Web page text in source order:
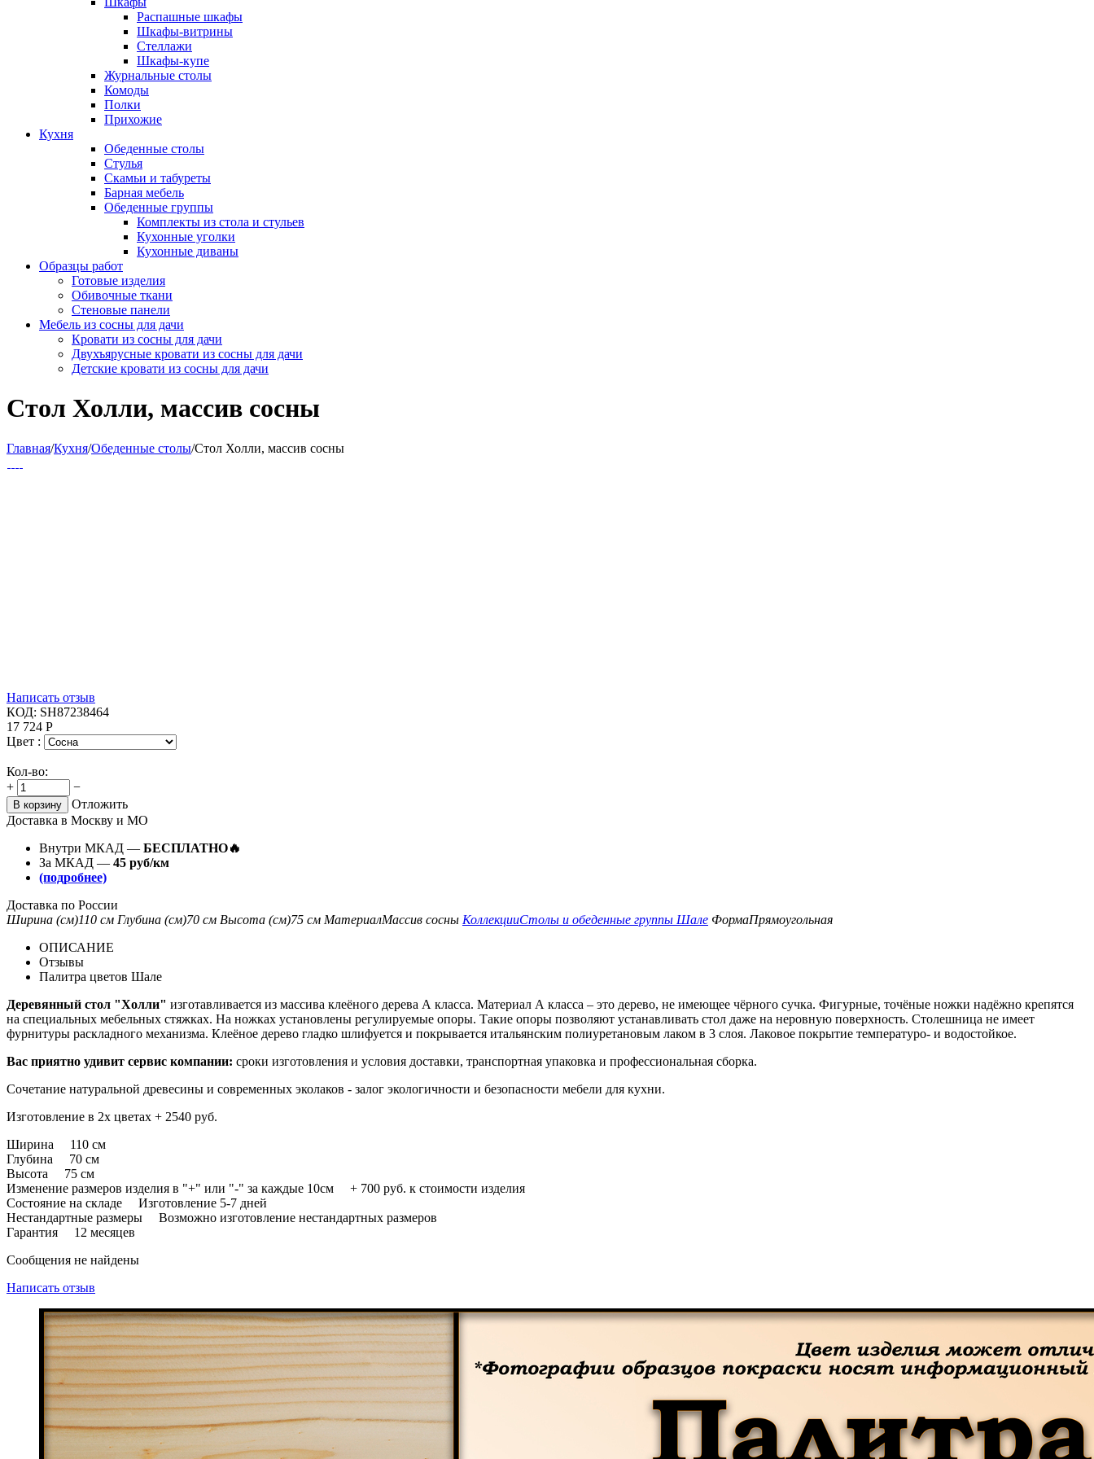
Распашные шкафы
Шкафы-витрины
Стеллажи
Шкафы-купе
Журнальные столы
Комоды
Полки
Прихожие
Кухня
Обеденные столы
Стулья
Скамьи и табуреты
Барная мебель
Обеденные группы
Комплекты из стола и стульев
Кухонные уголки
Кухонные диваны
Образцы работ
Готовые изделия
Обивочные ткани
Стеновые панели
Мебель из сосны для дачи
Кровати из сосны для дачи
Двухъярусные кровати из сосны для дачи
Детские кровати из сосны для дачи
Стол Холли, массив сосны
Главная/Кухня/Обеденные столы/Стол Холли, массив сосны
Написать отзыв
КОД: SH87238464
17 724 Р
Цвет :
Кол-во:
+
−
В корзину
Отложить
Доставка в Москву и МО
Внутри МКАД — БЕСПЛАТНО🔥
За МКАД — 45 руб/км
(подробнее)
Доставка по России
Ширина (см)110 см Глубина (см)70 см Высота (см)75 см МатериалМассив сосны КоллекцииСтолы и обеденные группы Шале ФормаПрямоугольная
ОПИСАНИЕ
Отзывы
Палитра цветов Шале
Деревянный стол "Холли" изготавливается из массива клеёного дерева А класса. Материал А класса – это дерево, не имеющее чёрного сучка. Фигурные, точёные ножки надёжно крепятся
на специальных мебельных стяжках. На ножках установлены регулируемые опоры. Такие опоры позволяют устанавливать стол даже на неровную поверхность. Столешница не имеет
фурнитуры раскладного механизма. Клеёное дерево гладко шлифуется и покрывается итальянским полиуретановым лаком в 3 слоя. Лаковое покрытие температуро- и водостойкое.
Вас приятно удивит сервис компании: сроки изготовления и условия доставки, транспортная упаковка и профессиональная сборка.
Сочетание натуральной древесины и современных эколаков - залог экологичности и безопасности мебели для кухни.
Изготовление в 2х цветах + 2540 руб.
Ширина 110 см
Глубина 70 см
Высота 75 см
Изменение размеров изделия в "+" или "-" за каждые 10см + 700 руб. к стоимости изделия
Состояние на складе Изготовление 5-7 дней
Нестандартные размеры Возможно изготовление нестандартных размеров
Гарантия 12 месяцев
Сообщения не найдены
Написать отзыв